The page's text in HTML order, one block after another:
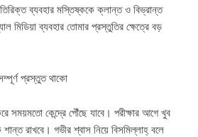
ব্যবহার মস্তিষ্ককে ক্লান্ত ও বিভ্রান্ত
মিডিয়া ব্যবহার তোমার প্রস্তুতির ক্ষেত্রে বড়
প্রস্তুত থাকো
সময়মতো কেন্দ্রে পৌঁছে যাবে। পরীক্ষার আগে খুব
শান্ত রাখবে। গভীর শ্বাস নিয়ে বিসমিল্লাহ্‌ বলে